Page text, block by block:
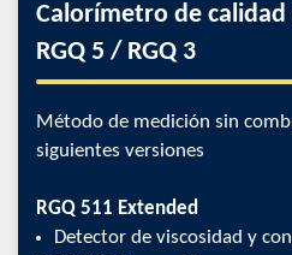
Calorímetro de calidad
RGQ 5 / RGQ 3
Método de medición sin
siguientes versiones
RGQ 511 Extended
Detector de viscosidad y